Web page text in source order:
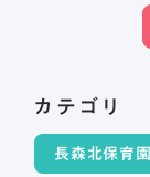
カテゴリ
長森北保育園